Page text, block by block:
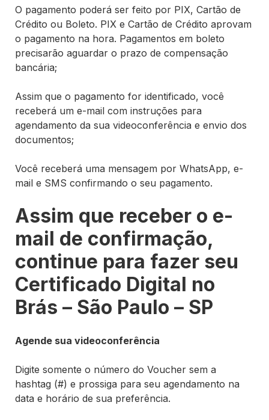
O pagamento poderá ser feito por PIX, Cartão de
Crédito ou Boleto. PIX e Cartão de Crédito aprovam
o pagamento na hora. Pagamentos em boleto
precisarão aguardar o prazo de compensação
bancária;
Assim que o pagamento for identificado, você
receberá um e-mail com instruções para
agendamento da sua videoconferência e envio dos
documentos;
Você receberá uma mensagem por WhatsApp, e-
mail e SMS confirmando o seu pagamento.
Assim que receber o e-
mail de confirmação,
continue para fazer seu
Certificado Digital no
Brás – São Paulo – SP
Agende sua videoconferência
Digite somente o número do Voucher sem a
hashtag (#) e prossiga para seu agendamento na
data e horário de sua preferência.